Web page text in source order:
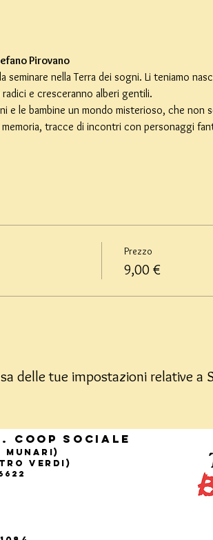
Pirovano
seminare nella Terra dei sogni. Li teniamo
e cresceranno alberi gentili.
e le bambine un mondo misterioso, che non
tracce di incontri con personaggi
Prezzo
9,00 €
delle tue impostazioni relative a
Coop sociale
Munari)
Verdi)